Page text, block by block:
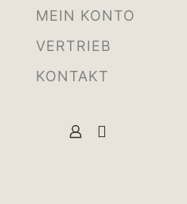
MEIN KONTO
VERTRIEB
KONTAKT